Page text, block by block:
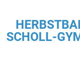
SCHOLL-